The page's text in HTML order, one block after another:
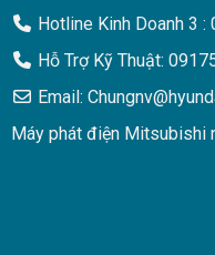
Hotline Kinh Doanh 3 :
Hỗ Trợ Kỹ Thuật:
Email:
Máy phát điện Mitsubishi